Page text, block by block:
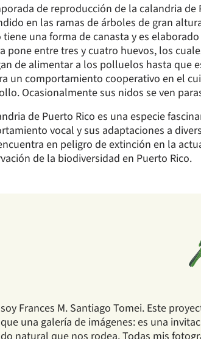
de reproducción de la calandria
en las ramas de árboles de gran
tiene una forma de canasta y es
pone entre tres y cuatro huevos, los
de alimentar a los polluelos hasta que
un comportamiento cooperativo en el
Ocasionalmente sus nidos se ven
de Puerto Rico es una especie
vocal y sus adaptaciones a
en peligro de extinción en la
de la biodiversidad en Puerto Rico.
Frances M. Santiago Tomei. Este
una galería de imágenes: es una